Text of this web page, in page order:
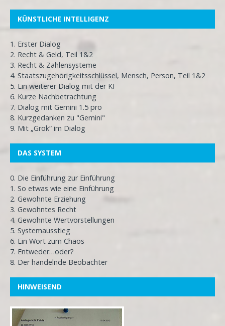
KÜNSTLICHE INTELLIGENZ
1. Erster Dialog
2. Recht & Geld, Teil 1&2
3. Recht & Zahlensysteme
4. Staatszugehörigkeitsschlüssel, Mensch, Person, Teil 1&2
5. Ein weiterer Dialog mit der KI
6. Kurze Nachbetrachtung
7. Dialog mit Gemini 1.5 pro
8. Kurzgedanken zu "Gemini"
9. Mit „Grok“ im Dialog
DAS SYSTEM
0. Die Einführung zur Einführung
1. So etwas wie eine Einführung
2. Gewohnte Erziehung
3. Gewohntes Recht
4. Gewohnte Wertvorstellungen
5. Systemausstieg
6. Ein Wort zum Chaos
7. Entweder…oder?
8. Der handelnde Beobachter
HINWEISEND